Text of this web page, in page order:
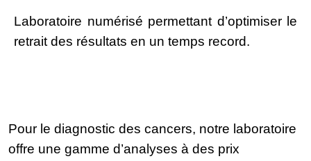
Laboratoire numérisé permettant d’optimiser le
retrait des résultats en un temps record.
Pour le diagnostic des cancers, notre laboratoire
offre une gamme d’analyses à des prix